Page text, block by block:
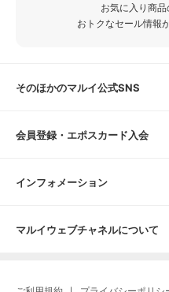
お気に入り商
おトクなセール情報
そのほかのマルイ公式SNS
会員登録・エポスカード入会
インフォメーション
マルイウェブチャネルについて